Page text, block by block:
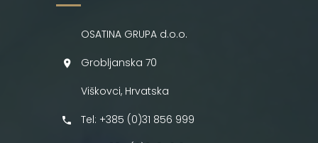
OSATINA GRUPA d.o.o.
Grobljanska 70
Viškovci, Hrvatska
Tel: +385 (0)31 856 999